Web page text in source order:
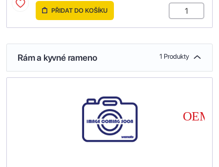
PŘIDAT DO KOŠÍKU
Rám a kyvné rameno 1 Produkty